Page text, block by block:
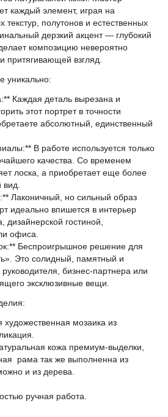
каждый элемент, играя на
текстур, полутонов и естественных
дерзкий акцент — глубокий
композицию невероятно
притягивающей взгляд.
уникально:
Каждая деталь вырезана и
этот портрет в точности
абсолютный, единственный
В работе используется только
качества. Со временем
лоска, а приобретает еще более
Лаконичный, но сильный образ
идеально впишется в интерьер
дизайнерской гостиной,
офиса.
Беспроигрышное решение для
Это солидный, памятный и
бизнес-партнера или
эксклюзивные вещи.
художественная мозаика из
кожа премиум-выделки,
рама так же выполненна из
и из дерева.
ручная работа.